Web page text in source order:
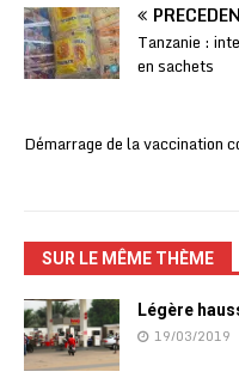
Tanzanie :
en sachets
Démarrage de la vaccination
SUR LE MÊME THÈME
Légère
19/03/2019